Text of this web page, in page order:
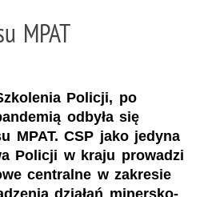
MPAT
Policji, po
odbyła się
MPAT. CSP jako jedyna
Policji w kraju prowadzi
centralne w zakresie
działań minersko-